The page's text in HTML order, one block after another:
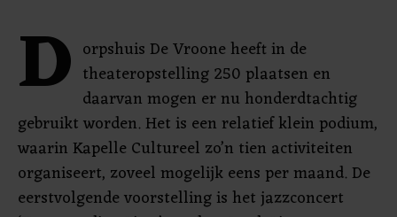
D orpshuis De Vroone heeft in de
theateropstelling 250 plaatsen en
daarvan mogen er nu honderdtachtig
gebruikt worden. Het is een relatief klein podium,
waarin Kapelle Cultureel zo’n tien activiteiten
organiseert, zoveel mogelijk eens per maand. De
eerstvolgende voorstelling is het jazzconcert